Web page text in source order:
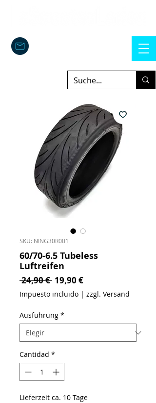
SKU: NING30R001
60/70-6.5 Tubeless
Luftreifen
24,90 € Precio
19,90 €Precio de oferta
Impuesto incluido | zzgl. Versand
Ausführung *
Cantidad *
Lieferzeit ca. 10 Tage